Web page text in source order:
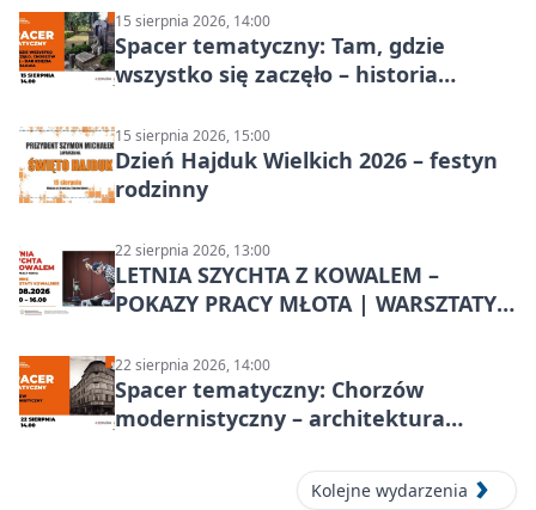
15 sierpnia 2026, 14:00
Spacer tematyczny: Tam, gdzie
wszystko się zaczęło – historia
15 sierpnia 2026, 15:00
Dzień Hajduk Wielkich 2026 – festyn
rodzinny
22 sierpnia 2026, 13:00
LETNIA SZYCHTA Z KOWALEM –
POKAZY PRACY MŁOTA | WARSZTATY
22 sierpnia 2026, 14:00
Spacer tematyczny: Chorzów
modernistyczny – architektura
Kolejne wydarzenia